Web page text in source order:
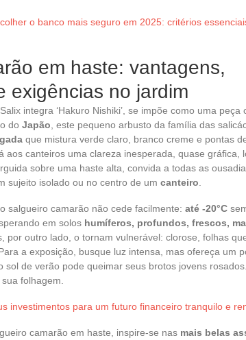
o banco mais seguro em 2025: critérios
em haste: vantagens,
exigências no jardim
, Salix integra ‘Hakuro Nishiki’, se impõe como uma peça
do Japão , este pequeno arbusto da família das
que mistura verde claro, branco creme e pontas
aos canteiros uma clareza inesperada, quase gráfica,
sobre uma haste alta, convida a todas as
sujeito isolado ou no centro de um canteiro
salgueiro camarão não cede facilmente: até -20°C
em solos humíferos, profundos, frescos,
por outro lado, o tornam vulnerável: clorose, folhas
a exposição, busque luz intensa, mas ofereça um
sol de verão pode queimar seus brotos jovens
folhagem.
investimentos para um futuro financeiro tranquilo e
camarão em haste, inspire-se nas mais belas